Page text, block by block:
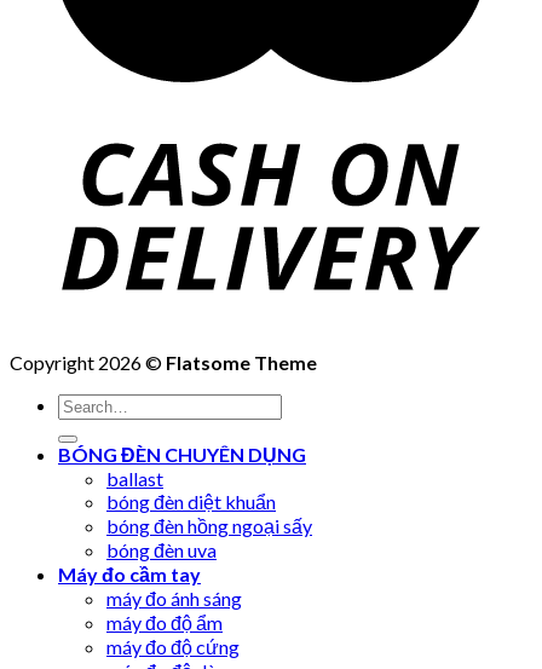
Copyright 2026 © Flatsome Theme
Search
for:
BÓNG ĐÈN CHUYÊN DỤNG
ballast
bóng đèn diệt khuẩn
bóng đèn hồng ngoại sấy
bóng đèn uva
Máy đo cầm tay
máy đo ánh sáng
máy đo độ ẩm
máy đo độ cứng